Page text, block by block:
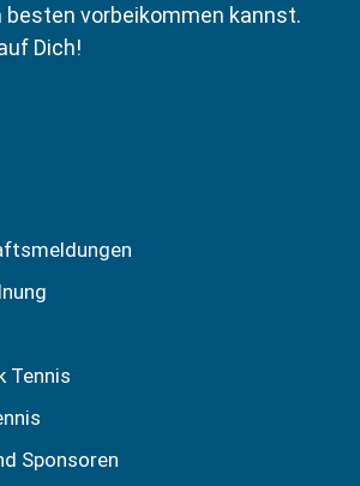
besten vorbeikommen kannst.
Dich!
Tennis
Sponsoren